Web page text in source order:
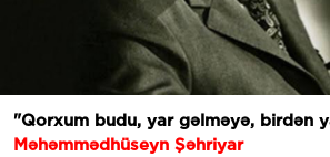
"Qorxum budu, yar gəlməyə, birdən
Məhəmmədhüseyn Şəhriyar